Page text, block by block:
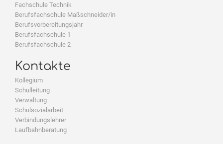
Fachschule Technik
Berufsfachschule Maßschneider/in
Berufsvorbereitungsjahr
Berufsfachschule 1
Berufsfachschule 2
Kontakte
Kollegium
Schulleitung
Verwaltung
Schulsozialarbeit
Verbindungslehrer
Laufbahnberatung